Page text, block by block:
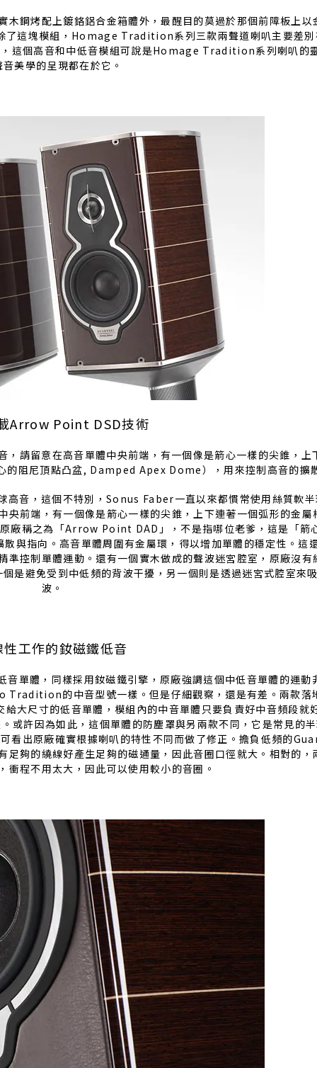
鋼烤配上鍍鉻鋁合金箱體外，最醒目的莫過於那個前障板上以
了這塊模組，Homage Tradition系列三款兩聲道喇叭主要差別
這個高音和中低音模組可說是Homage Tradition系列喇叭的
音美學的呈現都在於它。
Arrow Point DSD技術
留意在高音單體中央前端，有一個像是箭心一樣的尖錐，上
阻尼頂點凸盆, Damped Apex Dome），用來控制高音的擴
音，這個不特別，Sonus Faber一直以來都慣常使用絲質軟半
前端，有一個像是箭心一樣的尖錐，上下連著一個弧形的金屬
廠稱之為「Arrow Point DAD」，不是指哪位老爹，這是「箭
與指向。高音單體周圍有金屬環，得以增加單體的穩定性。這
控制單體運動。還有一個實木做成的聲波迷宮腔室，原廠沒有
是避免受到中低頻的背波干擾，另一個則是透過迷宮式腔室來
波。
性工作的釹磁鐵低音
單體，同樣採用釹磁鐵引擎，原廠強調這個中低音單體的運動
的中音型號一樣。但是仔細觀察，還是有差。兩款落
大尺寸的低音單體，模組內的中音單體只要負責好中音頻段就
許因為如此，這個單體的防塵罩與另兩款不同，它是常見的
看出原廠確實根據喇叭的特性不同而做了修正。擔負低頻的
夠的繞線好產生足夠的磁通量，因此音圈口徑就大。相對的，
衝程不用太大，因此可以使用較小的音圈。